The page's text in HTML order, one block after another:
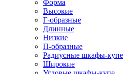
Форма
Высокие
Г-образные
Длинные
Низкие
П-образные
Радиусные шкафы-купе
Широкие